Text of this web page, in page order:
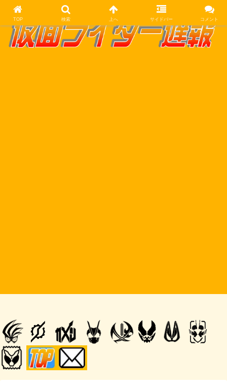
TOP 検索 上へ サイドバー コメント